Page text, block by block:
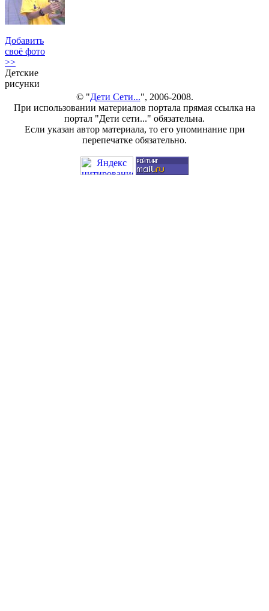
Добавить
своё фото
>>
Детские
рисунки
© "Дети Сети...", 2006-2008.
При использовании материалов портала прямая ссылка на
портал "Дети сети..." обязательна.
Если указан автор материала, то его упоминание при
перепечатке обязательно.